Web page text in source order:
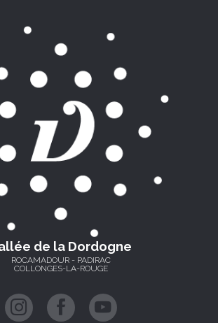
de la Dordogne
ROCAMADOUR - PADIRAC
COLLONGES-LA-ROUGE